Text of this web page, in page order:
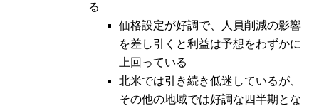
る
価格設定が好調で、人員削減の影響
を差し引くと利益は予想をわずかに
上回っている
北米では引き続き低迷しているが、
その他の地域では好調な四半期とな